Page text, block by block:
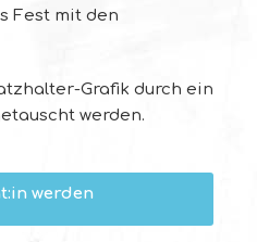
Fest mit den
Grafik durch ein
werden.
werden